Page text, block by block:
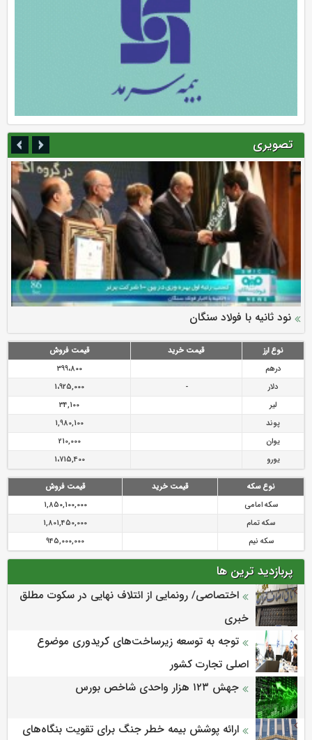
تصویری
ارزش سهام عدالت بالا رفت
سرمایه بیمه کوثر به ۴ همت می‌رسد
نود ثانیه با فولاد سنگان
تقدیر دبیرکل سندیکای بیمه گران ایران از اقدامات مدیرعامل بیمه
رازی
توصیه های رئیس پلیس فتا به مشتریان بانک ها در مورد
پیشگیری از سرقت های مجازی
نوع ارز قیمت خرید
قیمت فروش
درهم
399،800
دلار
-
1،925,000
لیر
34,100
پوند
1,980,100
یوان
210,000
یورو
1،715,400
نوع سکه قیمت خرید
قیمت فروش
سکه امامی
1,850,100,000
سکه تمام
1,801,450,000
سکه نیم
945,000,000
پربازدید ترین ها
اختصاصی/ رونمایی از ائتلاف‌ نهایی در سکوت مطلق
خبری
توجه به توسعه زیرساخت‌های کریدوری موضوع
اصلی تجارت کشور
جهش ۱۲۳ هزار واحدی شاخص بورس
ارائه پوشش بیمه خطر جنگ برای تقویت بنگاه‌های